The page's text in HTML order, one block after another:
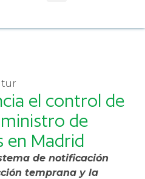
el control de
de
en Madrid
de notificación
temprana y la